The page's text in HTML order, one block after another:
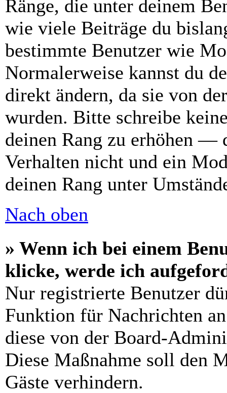
Ränge, die unter deinem
wie viele Beiträge du
bestimmte Benutzer wie
Normalerweise kannst du
direkt ändern, da sie von
wurden. Bitte schreibe
deinen Rang zu erhöhen —
Verhalten nicht und ein
deinen Rang unter
Nach oben
» Wenn ich bei einem
klicke, werde ich
Nur registrierte Benutzer
Funktion für Nachrichten
diese von der Board-
Diese Maßnahme soll den
Gäste verhindern.